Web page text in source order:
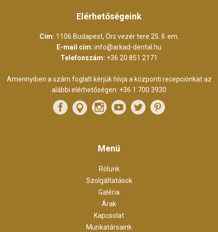
Elérhetőségeink
Cím: 1106 Budapest, Örs vezér tere 25. II. em.
E-mail cím: info@arkad-dental.hu
Telefonszám: +36 20 851 2171
Amennyiben a szám foglalt kérjük hívja a központi recepciónkat az
alábbi elérhetőségen: +36 1 700 3930
Menü
Rólunk
Szolgáltatások
Galéria
Árak
Kapcsolat
Munkatársaink